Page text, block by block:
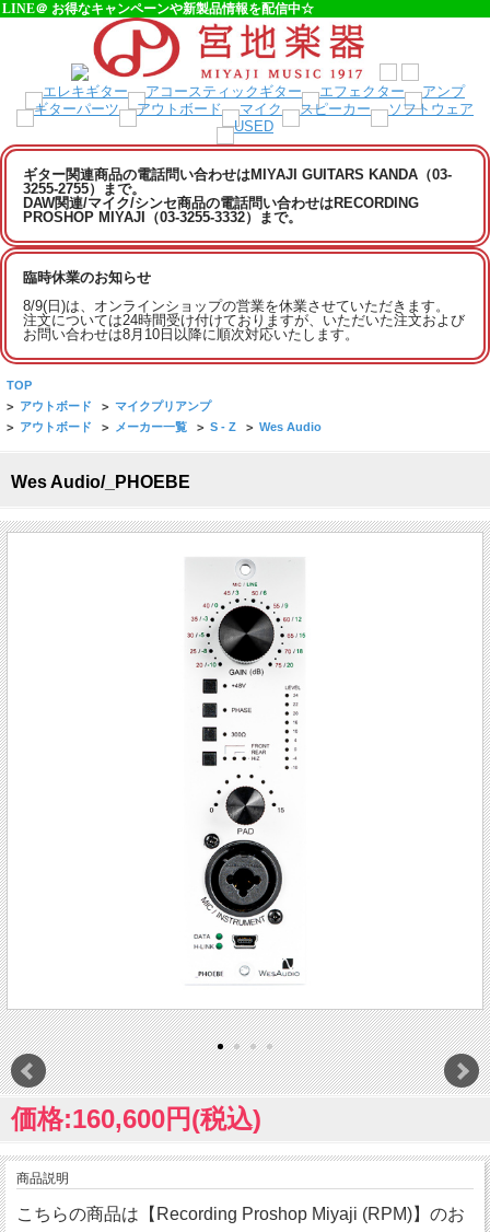
LINE＠ お得なキャンペーンや新製品情報を配信中☆
ギター関連商品の電話問い合わせはMIYAJI GUITARS KANDA（03-
3255-2755）まで。
DAW関連/マイク/シンセ商品の電話問い合わせはRECORDING
PROSHOP MIYAJI（03-3255-3332）まで。
臨時休業のお知らせ
8/9(日)は、オンラインショップの営業を休業させていただきます。
注文については24時間受け付けておりますが、いただいた注文および
お問い合わせは8月10日以降に順次対応いたします。
TOP
> アウトボード > マイクプリアンプ
> アウトボード > メーカー一覧 > S - Z > Wes Audio
Wes Audio/_PHOEBE
価格:160,600円(税込)
商品説明
こちらの商品は【Recording Proshop Miyaji (RPM)】のお